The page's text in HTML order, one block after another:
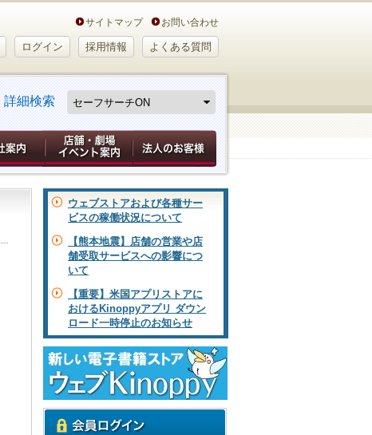
サイトマップ お問い合わせ
ログイン 採用情報 よくある質問
詳細検索
ウェブストアおよび各種サー
ビスの稼働状況について
【熊本地震】店舗の営業や店
舗受取サービスへの影響につ
いて
【重要】米国アプリストアに
おけるKinoppyアプリ ダウン
ロード一時停止のお知らせ